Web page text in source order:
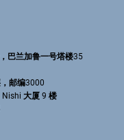
巴兰加鲁一号塔楼35
邮编3000
Nishi 大厦 9 楼